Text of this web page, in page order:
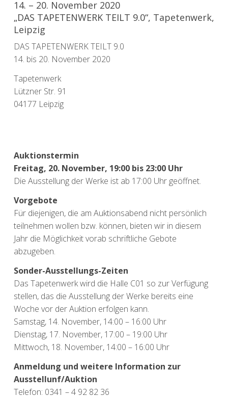
14. – 20. November 2020
„DAS TAPETENWERK TEILT 9.0“, Tapetenwerk,
Leipzig
DAS TAPETENWERK TEILT 9.0
14. bis 20. November 2020
Tapetenwerk
Lützner Str. 91
04177 Leipzig
Auktionstermin
Freitag, 20. November, 19:00 bis 23:00 Uhr
Die Ausstellung der Werke ist ab 17:00 Uhr geöffnet.
Vorgebote
Für diejenigen, die am Auktionsabend nicht persönlich
teilnehmen wollen bzw. können, bieten wir in diesem
Jahr die Möglichkeit vorab schriftliche Gebote
abzugeben.
Sonder-Ausstellungs-Zeiten
Das Tapetenwerk wird die Halle C01 so zur Verfügung
stellen, das die Ausstellung der Werke bereits eine
Woche vor der Auktion erfolgen kann.
Samstag, 14. November, 14:00 – 16:00 Uhr
Dienstag, 17. November, 17:00 – 19:00 Uhr
Mittwoch, 18. November, 14:00 – 16:00 Uhr
Anmeldung und weitere Information zur
Ausstellunf/Auktion
Telefon: 0341 – 4 92 82 36